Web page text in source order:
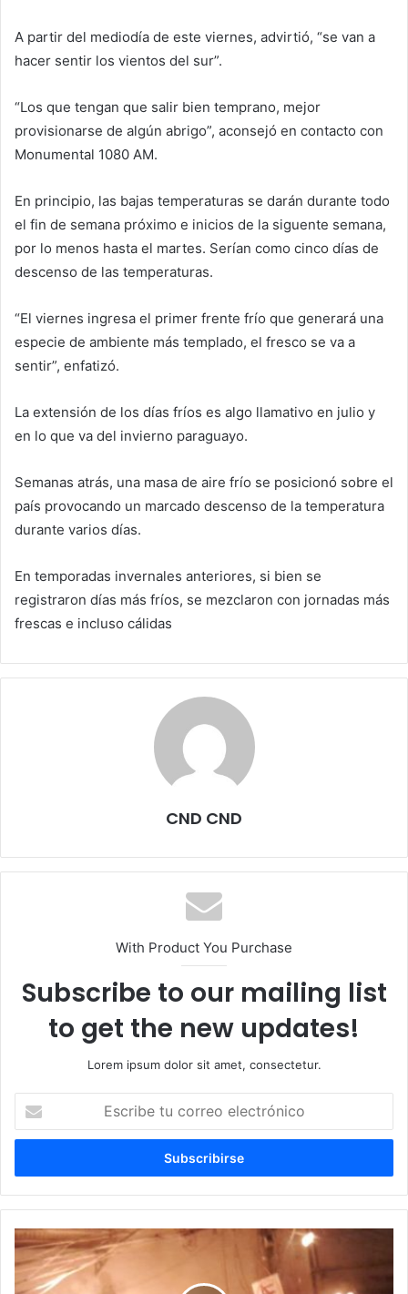
A partir del mediodía de este viernes, advirtió, “se van a
hacer sentir los vientos del sur”.
“Los que tengan que salir bien temprano, mejor
provisionarse de algún abrigo”, aconsejó en contacto con
Monumental 1080 AM.
En principio, las bajas temperaturas se darán durante todo
el fin de semana próximo e inicios de la siguente semana,
por lo menos hasta el martes. Serían como cinco días de
descenso de las temperaturas.
“El viernes ingresa el primer frente frío que generará una
especie de ambiente más templado, el fresco se va a
sentir”, enfatizó.
La extensión de los días fríos es algo llamativo en julio y
en lo que va del invierno paraguayo.
Semanas atrás, una masa de aire frío se posicionó sobre el
país provocando un marcado descenso de la temperatura
durante varios días.
En temporadas invernales anteriores, si bien se
registraron días más fríos, se mezclaron con jornadas más
frescas e incluso cálidas
CND CND
With Product You Purchase
Subscribe to our mailing list
to get the new updates!
Lorem ipsum dolor sit amet, consectetur.
correo